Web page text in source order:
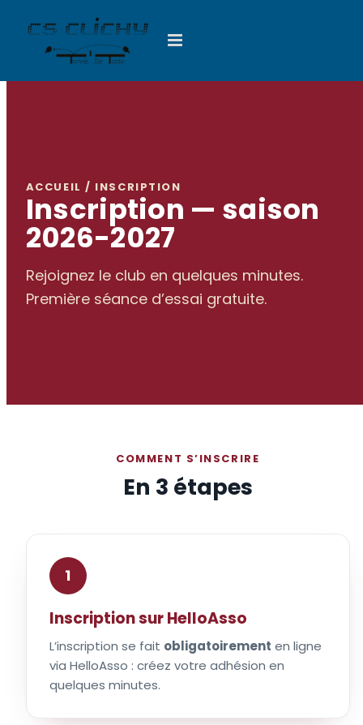
ACCUEIL / INSCRIPTION
Inscription — saison
2026-2027
Rejoignez le club en quelques minutes.
Première séance d’essai gratuite.
COMMENT S’INSCRIRE
En 3 étapes
1
Inscription sur HelloAsso
L’inscription se fait obligatoirement en ligne
via HelloAsso : créez votre adhésion en
quelques minutes.